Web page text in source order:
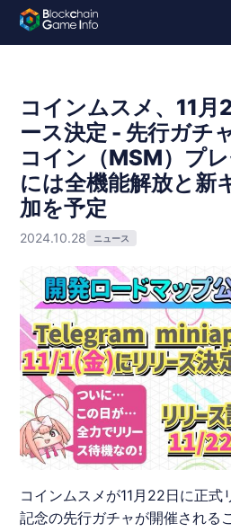
コインムスメ、11月
ース決定 - 先行ガチ
コイン（MSM）プ
には全機能解放と新
加を予定
2024.10.28 ニュース
コインムスメが11月22日に正式
記念の先行ガチャが開催される